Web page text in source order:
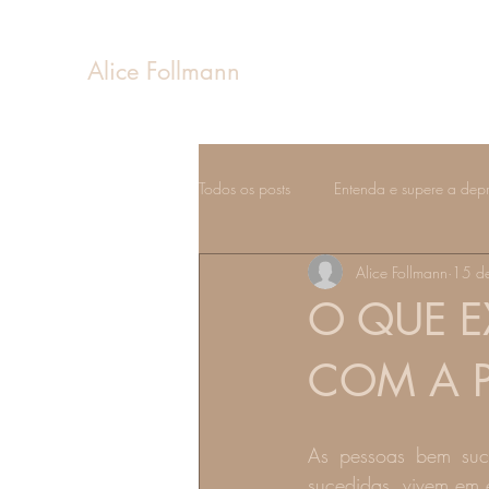
Alice Follmann
Todos os posts Entenda e supere a
Sentimentos e emoções Estados
Fases da vida
O QUE
COM A
Alice Follmann 15
As pessoas bem